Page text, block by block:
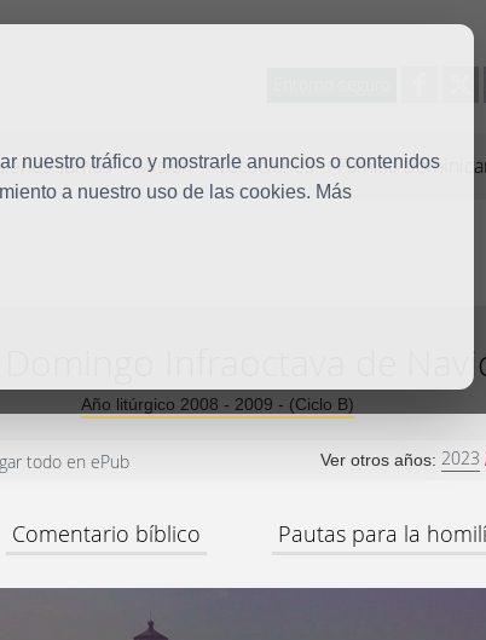
nuestro tráfico y mostrarle anuncios o contenidos
a nuestro uso de las cookies. Más
somos Misión Vocaciones Familia
Domingo Infraoctava de
Año litúrgico 2008 - 2009 - (Ciclo B)
todo en ePub Ver otros años: 2023
Comentario bíblico Pautas para la